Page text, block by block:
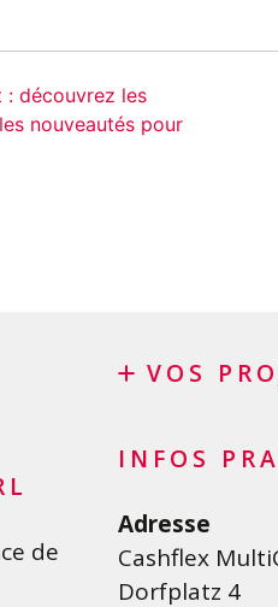
: découvrez les
nouveautés pour
de
VOS
Crédit
Crédit
Crédit
Crédit de
INFOS
Adresse
Cashflex
Dorfplatz 4